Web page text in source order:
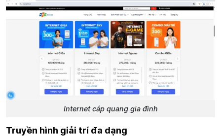
Internet cáp quang gia đình
Truyền hình giải trí đa dạng